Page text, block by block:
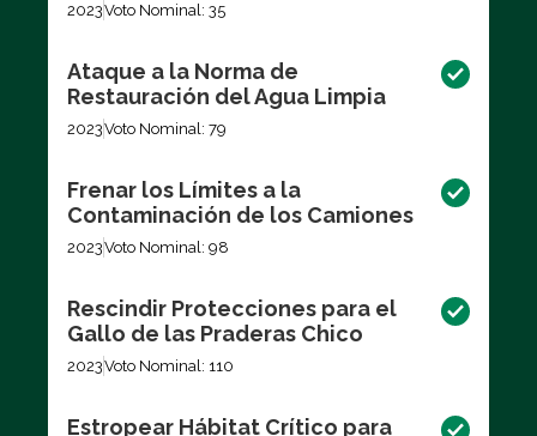
2023Voto Nominal: 35
Ataque a la Norma de
Restauración del Agua Limpia
2023Voto Nominal: 79
Frenar los Límites a la
Contaminación de los Camiones
2023Voto Nominal: 98
Rescindir Protecciones para el
Gallo de las Praderas Chico
2023Voto Nominal: 110
Estropear Hábitat Crítico para